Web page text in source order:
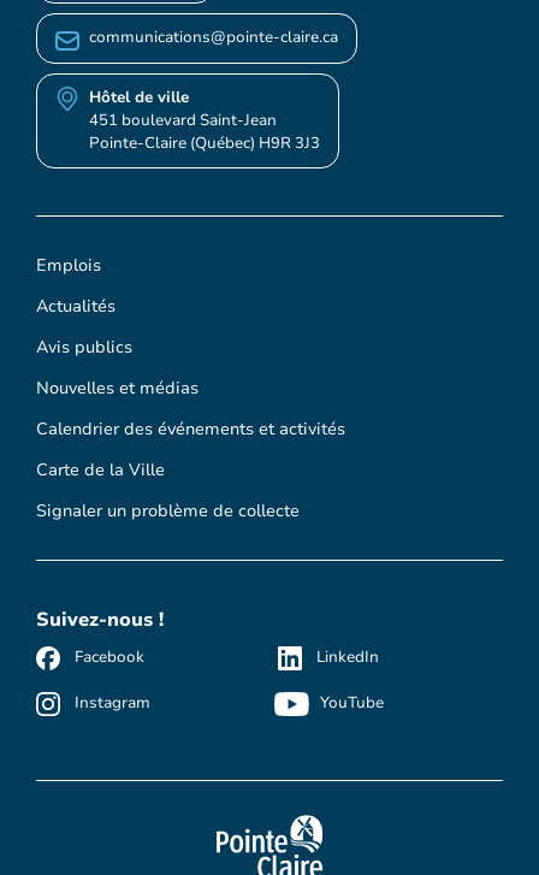
Emplois
Actualités
Avis publics
Nouvelles et médias
Calendrier des événements et activités
Carte de la Ville
Signaler un problème de collecte
communications@pointe-claire.ca
Hôtel de ville
451 boulevard Saint-Jean
Pointe-Claire (Québec) H9R 3J3
Suivez-nous !
Facebook
Instagram
LinkedIn
YouTube